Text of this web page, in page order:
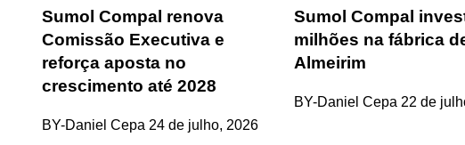
Sumol Compal renova
Comissão Executiva e
reforça aposta no
crescimento até 2028
BY-Daniel Cepa 24 de julho, 2026
Sumol Compal
milhões na fábrica
Almeirim
BY-Daniel Cepa 22 de